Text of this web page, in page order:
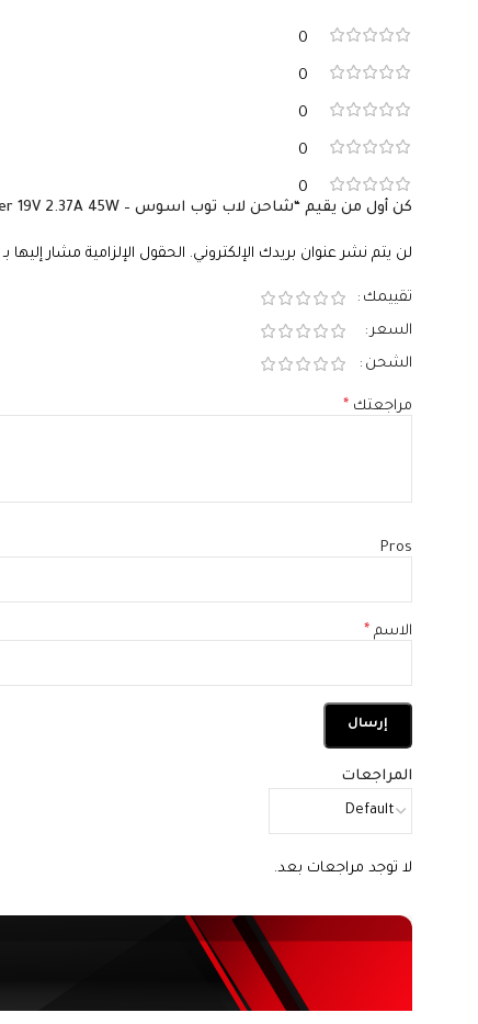
0
0
0
0
0
المراجعات
لا توجد مراجعات بعد.
كن أول من يقيم “شاحن لاب توب اسوس – Compatible Asus Charger 19V 2.37A 45W – سوكيت 4.0×1.35 – رقم القطعة 0A001-00236300”
لن يتم نشر عنوان بريدك الإلكتروني. الحقول الإلزامية مشار إليها بـ
تقييمك
السعر
الشحن
مراجعتك *
Pros
الاسم *